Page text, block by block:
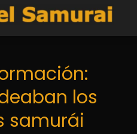
los
samurái